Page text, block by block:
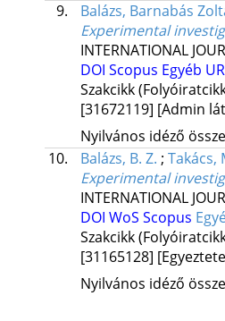
9.
Balázs, Barnabás
Experimental
INTERNATIONAL
DOI Scopus Egyéb
Szakcikk
[31672119] [Admin
Nyilvános idéző
10.
Balázs, B. Z. ; Takács,
Experimental
INTERNATIONAL
DOI WoS Scopus
Szakcikk
[31165128]
Nyilvános idéző